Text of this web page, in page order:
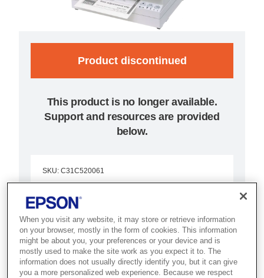
Product discontinued
This product is no longer available.
Support and resources are provided
below.
SKU: C31C520061
TM-J7500 (061):
Serial, w/o PS, EDG,
SJIC8(K)
Enjoy fast, smooth operation in
When you visit any website, it may store or retrieve information
on your browser, mostly in the form of cookies. This information
might be about you, your preferences or your device and is
mostly used to make the site work as you expect it to. The
information does not usually directly identify you, but it can give
you a more personalized web experience. Because we respect